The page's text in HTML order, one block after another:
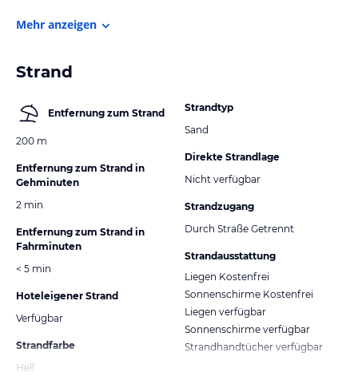
Mehr anzeigen
Strand
Entfernung zum Strand
200 m
Entfernung zum Strand in
Gehminuten
2 min
Entfernung zum Strand in
Fahrminuten
< 5 min
Hoteleigener Strand
Verfügbar
Strandfarbe
Hell
Strandtyp
Sand
Direkte Strandlage
Nicht verfügbar
Strandzugang
Durch Straße Getrennt
Strandausstattung
Liegen Kostenfrei
Sonnenschirme Kostenfrei
Liegen verfügbar
Sonnenschirme verfügbar
Strandhandtücher verfügbar